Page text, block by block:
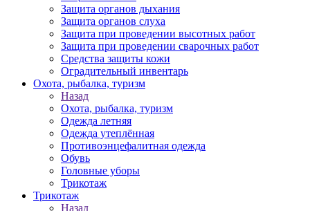
Защита органов дыхания
Защита органов слуха
Защита при проведении высотных работ
Защита при проведении сварочных работ
Средства защиты кожи
Оградительный инвентарь
Охота, рыбалка, туризм
Назад
Охота, рыбалка, туризм
Одежда летняя
Одежда утеплённая
Противоэнцефалитная одежда
Обувь
Головные уборы
Трикотаж
Трикотаж
Назад